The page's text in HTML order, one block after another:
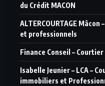
du Crédit MACON
ALTERCOURTAGE
et professionnels
Finance Conseil – Courtier
Isabelle Jeunier – LCA –
immobiliers et